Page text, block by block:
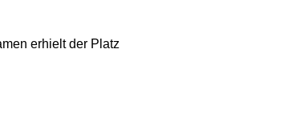
erhielt der Platz